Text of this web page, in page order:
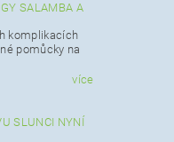
SALAMBA A
komplikacích
pomůcky na
více
SLUNCI NYNÍ